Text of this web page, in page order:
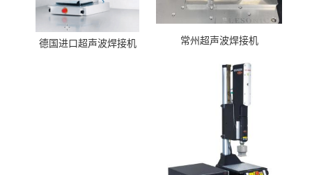
德国进口超声波焊接机 常州超声波焊接机